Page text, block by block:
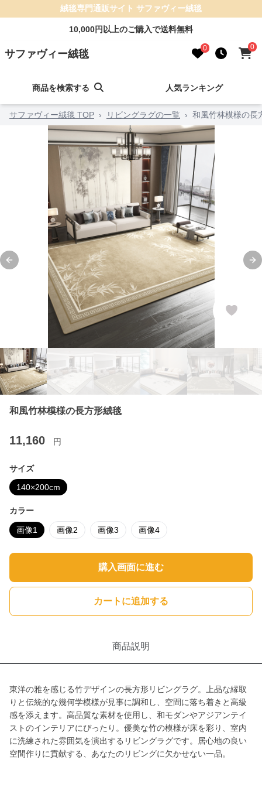
絨毯専門通販サイト サファヴィー絨毯
10,000円以上のご購入で送料無料
サファヴィー絨毯 0 0
商品を検索する 人気ランキング
サファヴィー絨毯 TOP › リビングラグの一覧 › 和風竹林模様の長
Previous slide
和風竹林模様の長方形絨毯
11,160 円
サイズ
140×200cm
カラー
画像1 画像2 画像3 画像4
購入画面に進む
カートに追加する
商品説明
東洋の雅を感じる竹デザインの長方形リビングラグ。上品な縁取
りと伝統的な幾何学模様が見事に調和し、空間に落ち着きと高級
感を添えます。高品質な素材を使用し、和モダンやアジアンテイ
ストのインテリアにぴったり。優美な竹の模様が床を彩り、室内
に洗練された雰囲気を演出するリビングラグです。居心地の良い
空間作りに貢献する、あなたのリビングに欠かせない一品。